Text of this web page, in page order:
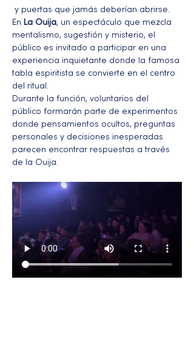
y puertas que jamás deberían abrirse.
En La Ouija, un espectáculo que mezcla
mentalismo, sugestión y misterio, el
público es invitado a participar en una
experiencia inquietante donde la famosa
tabla espiritista se convierte en el centro
del ritual.
Durante la función, voluntarios del
público formarán parte de experimentos
donde pensamientos ocultos, preguntas
personales y decisiones inesperadas
parecen encontrar respuestas a través
de la Ouija.